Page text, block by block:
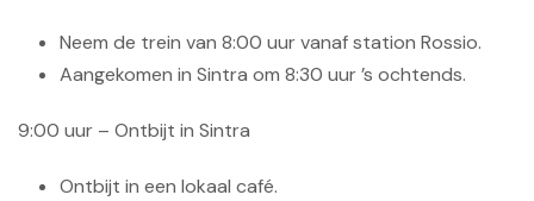
Neem de trein van 8:00 uur vanaf station Rossio.
Aangekomen in Sintra om 8:30 uur ’s ochtends.
9:00 uur – Ontbijt in Sintra
Ontbijt in een lokaal café.